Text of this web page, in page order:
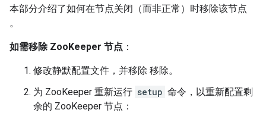
本部分介绍了如何在节点关闭（而非正常）时移除该节点
。
如需移除 ZooKeeper 节点 ：
修改静默配置文件，并移除 移除。
为 ZooKeeper 重新运行 setup 命令，以重新配置剩
余的 ZooKeeper 节点：